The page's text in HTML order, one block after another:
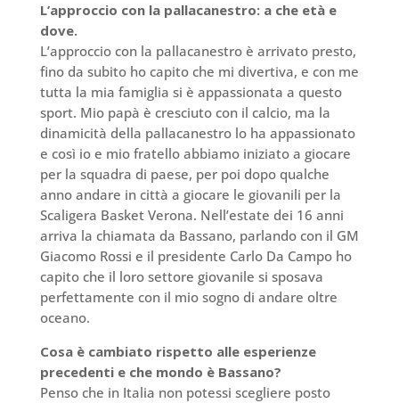
L’approccio con la pallacanestro: a che età e
dove.
L’approccio con la pallacanestro è arrivato presto,
fino da subito ho capito che mi divertiva, e con me
tutta la mia famiglia si è appassionata a questo
sport. Mio papà è cresciuto con il calcio, ma la
dinamicità della pallacanestro lo ha appassionato
e così io e mio fratello abbiamo iniziato a giocare
per la squadra di paese, per poi dopo qualche
anno andare in città a giocare le giovanili per la
Scaligera Basket Verona. Nell’estate dei 16 anni
arriva la chiamata da Bassano, parlando con il GM
Giacomo Rossi e il presidente Carlo Da Campo ho
capito che il loro settore giovanile si sposava
perfettamente con il mio sogno di andare oltre
oceano.
Cosa è cambiato rispetto alle esperienze
precedenti e che mondo è Bassano?
Penso che in Italia non potessi scegliere posto